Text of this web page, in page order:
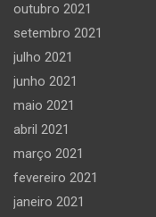
outubro 2021
setembro 2021
julho 2021
junho 2021
maio 2021
abril 2021
março 2021
fevereiro 2021
janeiro 2021